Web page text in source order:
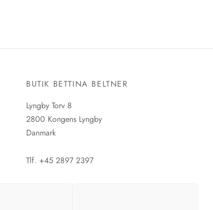
BUTIK BETTINA BELTNER
Lyngby Torv 8
2800 Kongens Lyngby
Danmark
Tlf. +45 2897 2397